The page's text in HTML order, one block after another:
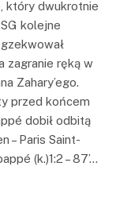
który dwukrotnie
kolejne
zagranie ręką w
Zahary’ego.
przed końcem
dobił odbitą
– Paris Saint-
(k.)1:2 – 87’…